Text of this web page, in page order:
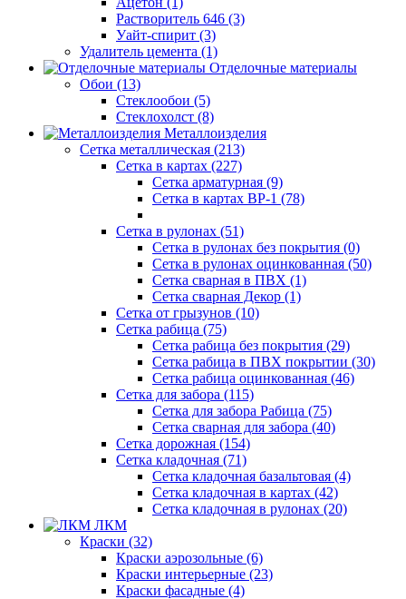
Растворитель 646 (3)
Уайт-спирит (3)
Удалитель цемента (1)
Отделочные материалы
Обои (13)
Стеклообои (5)
Стеклохолст (8)
Металлоизделия
Сетка металлическая (213)
Сетка в картах (227)
Сетка арматурная (9)
Сетка в картах ВР-1 (78)
Сетка в рулонах (51)
Сетка в рулонах без покрытия (0)
Сетка в рулонах оцинкованная (50)
Сетка сварная в ПВХ (1)
Сетка сварная Декор (1)
Сетка от грызунов (10)
Сетка рабица (75)
Сетка рабица без покрытия (29)
Сетка рабица в ПВХ покрытии (30)
Сетка рабица оцинкованная (46)
Сетка для забора (115)
Сетка для забора Рабица (75)
Сетка сварная для забора (40)
Сетка дорожная (154)
Сетка кладочная (71)
Сетка кладочная базальтовая (4)
Сетка кладочная в картах (42)
Сетка кладочная в рулонах (20)
ЛКМ
Краски (32)
Краски аэрозольные (6)
Краски интерьерные (23)
Краски фасадные (4)